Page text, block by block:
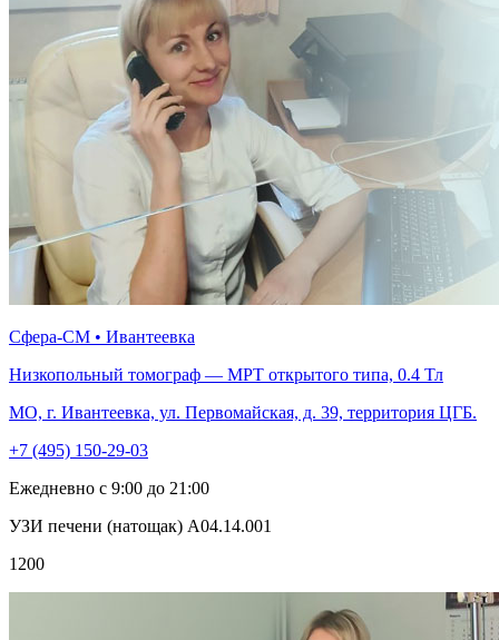
Сфера-СМ • Ивантеевка
Низкопольный томограф — МРТ открытого типа, 0.4 Тл
МО, г. Ивантеевка, ул. Первомайская, д. 39, территория ЦГБ.
+7 (495) 150-29-03
Ежедневно с 9:00 до 21:00
УЗИ печени (натощак) А04.14.001
1200